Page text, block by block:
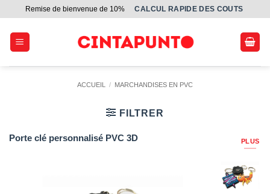
Passer
contenu
Remise de bienvenue de 10% СALCUL RAPIDE DES COUTS
ACCUEIL / MARCHANDISES EN PVC
FILTRER
Porte clé personnalisé PVC 3D PLUS